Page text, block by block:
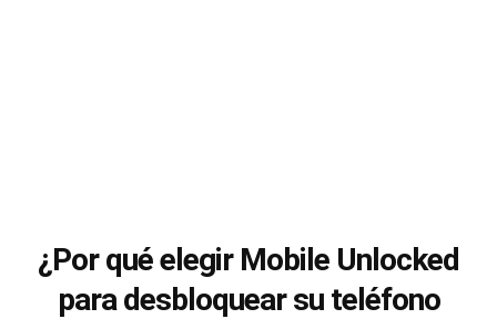
¿Por qué elegir Mobile Unlocked
para desbloquear su teléfono